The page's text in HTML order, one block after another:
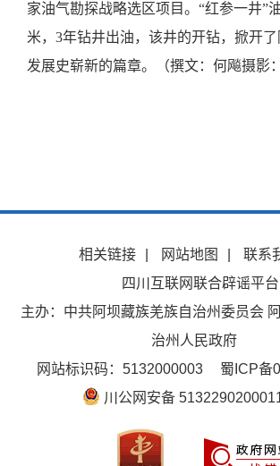
家油气勘探战略选区项目。“红参一井”
米，3年钻井出油，该井的开钻，掀开了
发展史崭新的篇章。（撰文：何飚摄影
相关链接 网站地图 联系
四川互联网联合辟谣平台
主办：中共阿坝藏族羌族自治州委员会
治州人民政府
网站标识码：5132000003
蜀ICP备
川公网安备